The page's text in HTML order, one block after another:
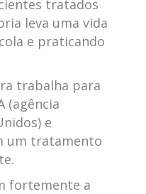
tratados
leva uma vida
e praticando
trabalha para
(agência
e
um tratamento
fortemente a